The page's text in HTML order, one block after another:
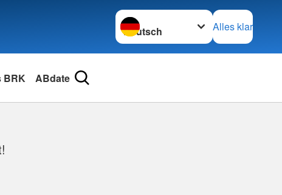
Sprache wechseln zu
Alles klar
BRK ABdate